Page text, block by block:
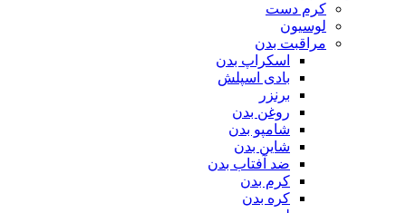
کرم دست
لوسیون
مراقبت بدن
اسکراپ بدن
بادی اسپلش
برنزر
روغن بدن
شامپو بدن
شاین بدن
ضد آفتاب بدن
کرم بدن
کره بدن